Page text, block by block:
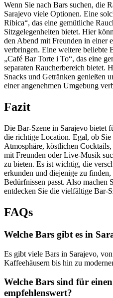
Wenn Sie nach Bars suchen, die
Sarajevo viele Optionen. Eine
Ribica“, das eine gemütliche
Sitzgelegenheiten bietet. Hier
den Abend mit Freunden in einer
verbringen. Eine weitere beliebte
„Café Bar Torte i To“, das eine
separaten Raucherbereich bietet.
Snacks und Getränken genießen
einer angenehmen Umgebung
Fazit
Die Bar-Szene in Sarajevo bietet
die richtige Location. Egal, ob Sie
Atmosphäre, köstlichen
mit Freunden oder Live-Musik
zu bieten. Es ist wichtig, die
erkunden und diejenige zu finden,
Bedürfnissen passt. Also machen
entdecken Sie die vielfältige Bar-
FAQs
Welche Bars gibt es in
Es gibt viele Bars in Sarajevo,
Kaffeehäusern bis hin zu
Welche Bars sind für
empfehlenswert?